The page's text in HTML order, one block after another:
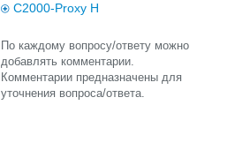
С2000-Proxy H
По каждому вопросу/ответу можно
добавлять комментарии.
Комментарии предназначены для
уточнения вопроса/ответа.